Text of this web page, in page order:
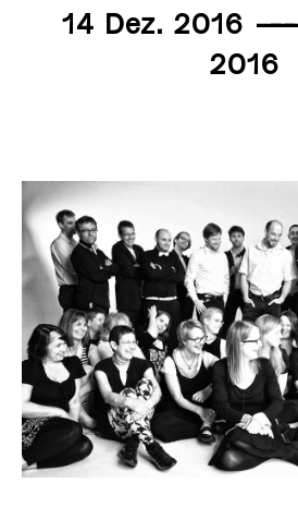
14 Dez. 2016 ———
2016